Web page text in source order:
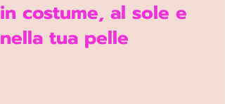
in costume, al sole e
nella tua pelle